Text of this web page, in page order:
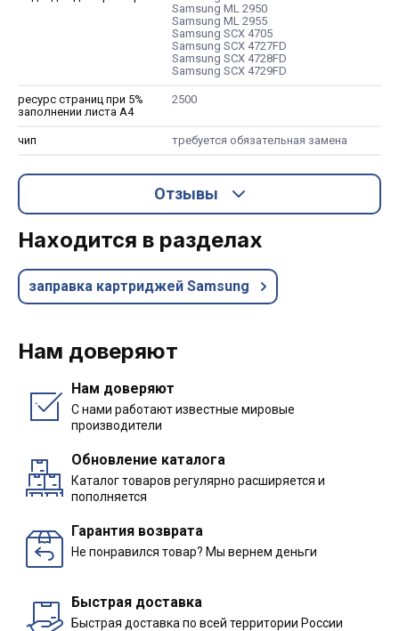
Samsung ML 2950
Samsung ML 2955
Samsung SCX 4705
Samsung SCX 4727FD
Samsung SCX 4728FD
Samsung SCX 4729FD
ресурс страниц при 5%
заполнении листа А4
2500
чип требуется обязательная замена
Отзывы
Находится в разделах
заправка картриджей Samsung
Нам доверяют
Нам доверяют
С нами работают известные мировые
производители
Обновление каталога
Каталог товаров регулярно расширяется и
пополняется
Гарантия возврата
Не понравился товар? Мы вернем деньги
Быстрая доставка
Быстрая доставка по всей территории России